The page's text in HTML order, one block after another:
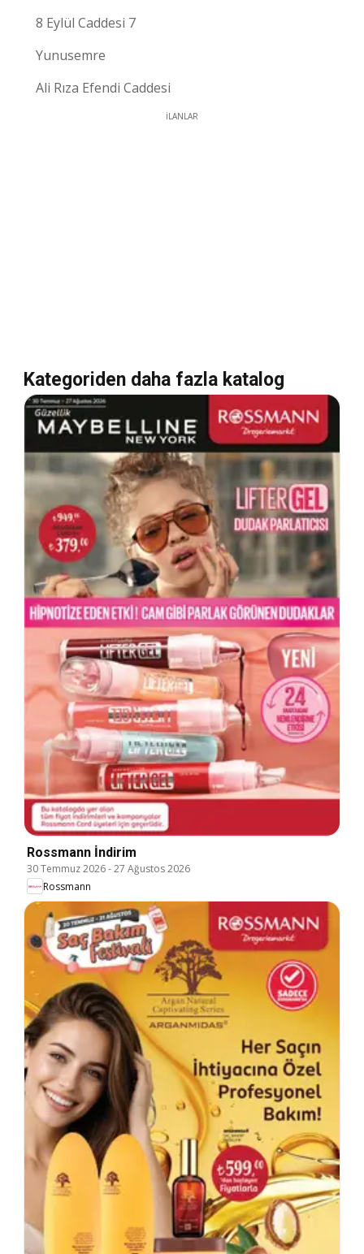
8 Eylül Caddesi 7
Yunusemre
Ali Rıza Efendi Caddesi
İLANLAR
Kategoriden daha fazla katalog
Rossmann İndirim
30 Temmuz 2026-27 Ağustos 2026
Rossmann